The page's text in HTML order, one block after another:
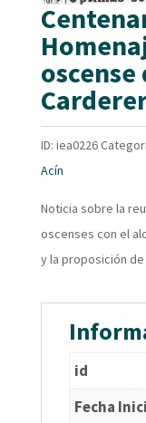
ID: iea0226
Acín
Noticia sobre la
oscenses con el
y la proposición de
id
Fecha